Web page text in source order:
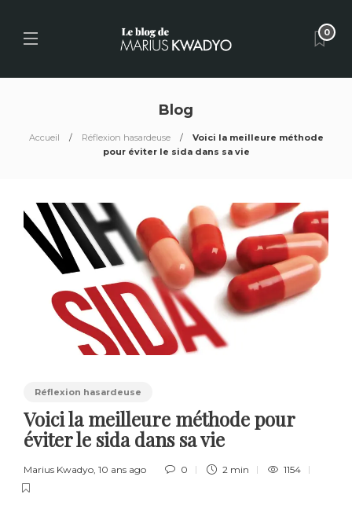
0
Blog
Accueil Réflexion hasardeuse
Voici la meilleure méthode
pour éviter le sida dans sa vie
Réflexion hasardeuse
Voici la meilleure méthode pour
éviter le sida dans sa vie
Marius Kwadyo, 10 ans ago 0 2 min 1154